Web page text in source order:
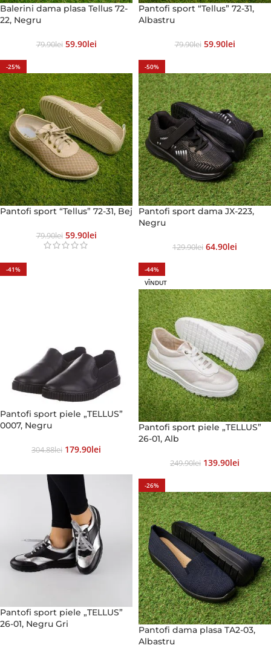
Balerini dama plasa Tellus 72-
22, Negru
79.90Lei 59.90Lei
Pantofi sport “Tellus” 72-31,
Albastru
79.90Lei 59.90Lei
-25%
Pantofi sport “Tellus” 72-31, Bej
79.90Lei 59.90Lei
-50%
Pantofi sport dama JX-223,
Negru
129.90Lei 64.90Lei
-41%
Pantofi sport piele „TELLUS”
0007, Negru
304.88Lei 179.90Lei
-44%
VÎNDUT
Pantofi sport piele „TELLUS”
26-01, Alb
249.90Lei 139.90Lei
Pantofi sport piele „TELLUS”
26-01, Negru Gri
-26%
Pantofi dama plasa TA2-03,
Albastru